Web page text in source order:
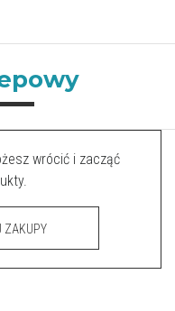
wrócić i zacząć
ZAKUPY